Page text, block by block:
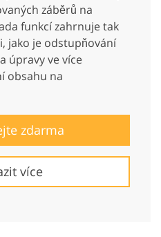
záběrů na
funkcí zahrnuje tak
jako je odstupňování
úpravy ve více
obsahu na
zdarma
více